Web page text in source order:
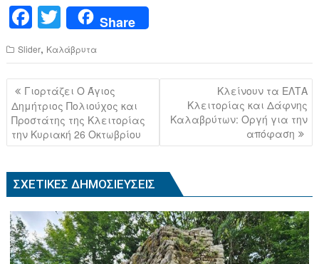
F
a
c
e
b
o
o
k
T
wi
tt
er
Share
Slider, Καλάβρυτα
Πλοήγηση
άρθρων
Γιορτάζει Ο Άγιος
Δημήτριος Πολιούχος και
Προστάτης της Κλειτορίας
την Κυριακή 26 Οκτωβρίου
Κλείνουν τα ΕΛΤΑ
Κλειτορίας και Δάφνης
Καλαβρύτων: Οργή για την
απόφαση
ΣΧΕΤΙΚΈΣ ΔΗΜΟΣΙΕΎΣΕΙΣ